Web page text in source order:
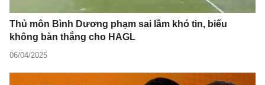
Thủ môn Bình Dương phạm sai lầm khó tin, biếu
không bàn thắng cho HAGL
06/04/2025